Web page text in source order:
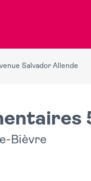
Salvador Allende
Bièvre